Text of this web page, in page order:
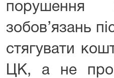
порушення
зобов’язань
стягувати
ЦК, а не